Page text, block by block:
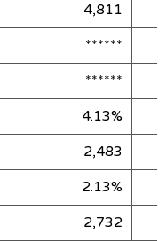
4,811
******
******
4.13%
2,483
2.13%
2,732